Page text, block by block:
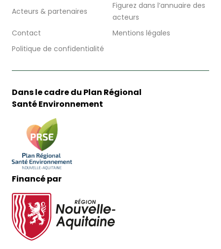
Acteurs & partenaires
Figurez dans l’annuaire des
acteurs
Contact
Mentions légales
Politique de confidentialité
Dans le cadre du Plan Régional
Santé Environnement
Financé par